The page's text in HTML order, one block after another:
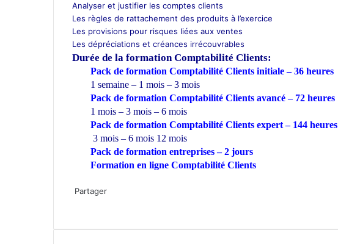
Analyser et justifier les comptes clients
Les règles de rattachement des produits à l’exercice
Les provisions pour risques liées aux ventes
Les dépréciations et créances irrécouvrables
Durée de la formationComptabilité Clients:
Pack de formation Comptabilité Clients initiale – 36 heures
1 semaine – 1 mois – 3 mois
Pack de formation Comptabilité Clients avancé – 72 heures
1 mois – 3 mois – 6 mois
Pack de formation Comptabilité Clients expert – 144 heures
3 mois – 6 mois 12 mois
Pack de formation entreprises– 2 jours
Formation en ligne Comptabilité Clients
h
s
Partager
cinnar
p